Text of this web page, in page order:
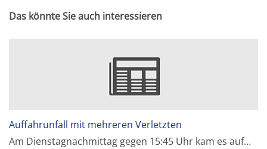
Das könnte Sie auch interessieren
Auffahrunfall mit mehreren Verletzten
Am Dienstagnachmittag gegen 15:45 Uhr kam es auf…